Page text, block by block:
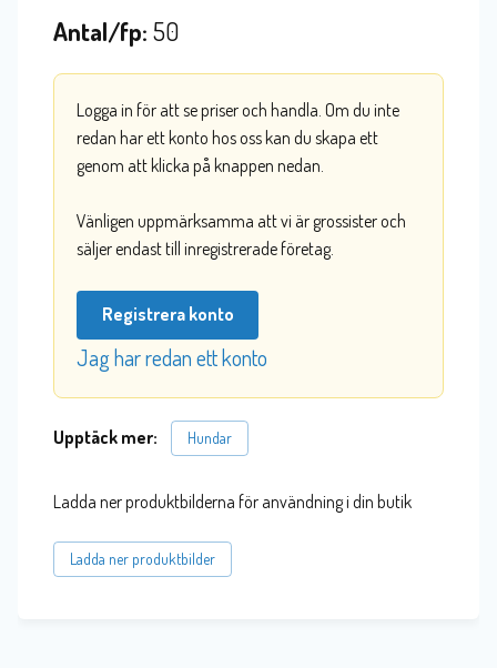
Antal/fp: 50
Logga in för att se priser och handla. Om du inte
redan har ett konto hos oss kan du skapa ett
genom att klicka på knappen nedan.
Vänligen uppmärksamma att vi är grossister och
säljer endast till inregistrerade företag.
Registrera konto
Jag har redan ett konto
Upptäck mer: Hundar
Ladda ner produktbilderna för användning i din butik
Ladda ner produktbilder